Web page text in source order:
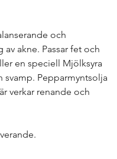
och
akne. Passar fet och
en speciell Mjölksyra
svamp. Pepparmyntsolja
verkar renande och